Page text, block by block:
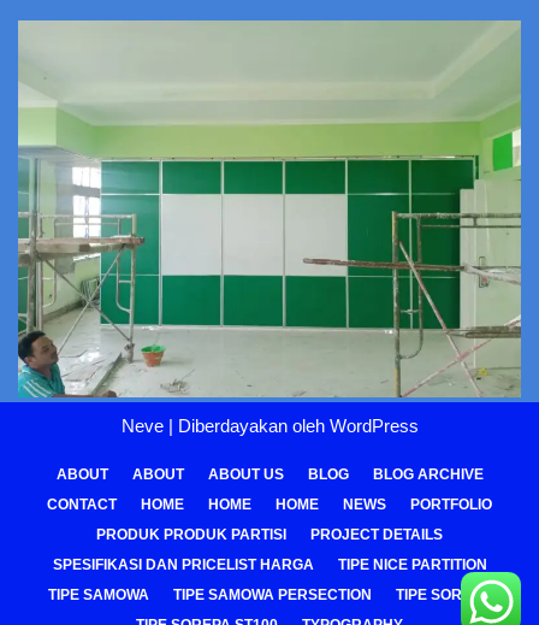
Neve| Diberdayakan oleh WordPress
ABOUT ABOUT ABOUT US BLOG
BLOG ARCHIVE
CONTACT
HOME HOME HOME NEWS
PORTFOLIO
PRODUK PRODUK PARTISI
PROJECT DETAILS
SPESIFIKASI DAN PRICELIST HARGA
TIPE NICE PARTITION
TIPE SAMOWA
TIPE SAMOWA PERSECTION
TIPE SOREPA